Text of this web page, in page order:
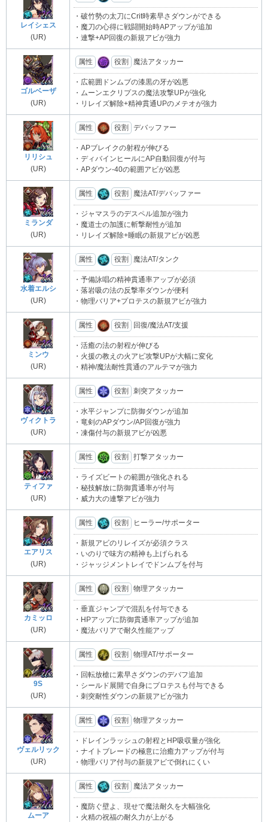
レイシェス
(UR)
・破竹勢の太刀にCrit時素早さダウンができる
・魔刀の心得に戦闘開始時APアップが追加
・連撃+AP回復の新規アビが強力
ゴルベーザ
(UR)
属性 役割 魔法アタッカー
・広範囲ドンムブの漆黒の牙が凶悪
・ムーンエクリプスの魔法攻撃UPが強化
・リレイズ解除+精神貫通UPのメテオが強力
リリシュ
(UR)
属性 役割 デバッファー
・APブレイクの射程が伸びる
・ディバインヒールにAP自動回復が付与
・APダウン-40の範囲アビが凶悪
ミランダ
(UR)
属性 役割 魔法AT/デバッファー
・ジャマスラのデスペル追加が強力
・魔道士の加護に斬撃耐性が追加
・リレイズ解除+睡眠の新規アビが凶悪
水着エルシ
(UR)
属性 役割 魔法AT/タンク
・予備詠唱の精神貫通率アップが必須
・落岩吸の法の反撃率ダウンが便利
・物理バリア+プロテスの新規アビが強力
ミンウ
(UR)
属性 役割 回復/魔法AT/支援
・活癒の法の射程が伸びる
・火援の教えの火アビ攻撃UPが大幅に変化
・精神/魔法耐性貫通のアルテマが強力
ヴィクトラ
(UR)
属性 役割 刺突アタッカー
・水平ジャンプに防御ダウンが追加
・竜剣のAPダウン/AP回復が強力
・凍傷付与の新規アビが凶悪
ティファ
(UR)
属性 役割 打撃アタッカー
・ライズビートの範囲が強化される
・秘技解放に防御貫通率が付与
・威力大の連撃アビが強力
エアリス
(UR)
属性 役割 ヒーラー/サポーター
・新規アビのリレイズが必須クラス
・いのりで味方の精神も上げられる
・ジャッジメントレイでドンムブを付与
カミッロ
(UR)
属性 役割 物理アタッカー
・垂直ジャンプで混乱を付与できる
・HPアップに防御貫通率アップが追加
・魔法バリアで耐久性能アップ
9S
(UR)
属性 役割 物理AT/サポーター
・回転放槍に素早さダウンのデバフ追加
・シールド展開で自身にプロテスも付与できる
・刺突耐性ダウンの新規アビが強力
ヴェルリック
(UR)
属性 役割 物理アタッカー
・ドレインラッシュの射程とHP吸収量が強化
・ナイトブレードの極意に治癒力アップが付与
・物理バリア付与の新規アビで倒れにくい
ムーア
属性 役割 魔法アタッカー
・魔防ぐ壁よ、現せで魔法耐久を大幅強化
・火精の祝福の耐久力が上がる